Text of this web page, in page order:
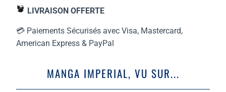
LIVRAISON OFFERTE
💳 Paiements Sécurisés avec Visa, Mastercard,
American Express & PayPal
MANGA IMPERIAL, VU SUR...